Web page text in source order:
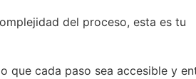
del proceso, esta es tu
que cada paso sea accesible y